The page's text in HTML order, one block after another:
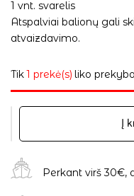
1 vnt. svarelis
Atspalviai balionų gali
atvaizdavimo.
Tik1 prekė(s) liko
Į
Perkant virš 30€,